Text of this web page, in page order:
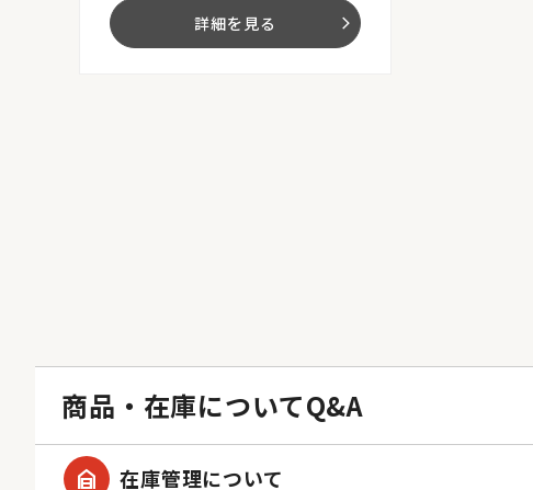
詳細を見る arrow_forward_ios
商品・在庫についてQ&A
garage_home 在庫管理について